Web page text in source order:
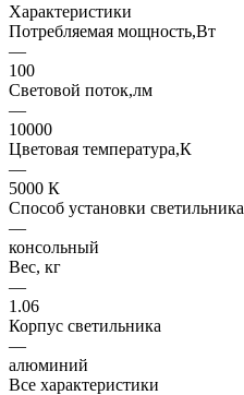
Характеристики
Потребляемая мощность,Вт
—
100
Световой поток,лм
—
10000
Цветовая температура,К
—
5000 К
Способ установки светильника
—
консольный
Вес, кг
—
1.06
Корпус светильника
—
алюминий
Все характеристики